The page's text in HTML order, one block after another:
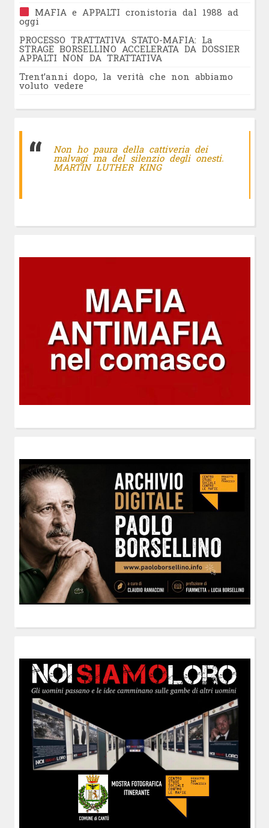
MAFIA e APPALTI cronistoria dal 1988 ad
oggi
PROCESSO TRATTATIVA STATO-MAFIA: La
STRAGE BORSELLINO ACCELERATA DA DOSSIER
APPALTI NON DA TRATTATIVA
Trent’anni dopo, la verità che non abbiamo
voluto vedere
Non ho paura della cattiveria dei
malvagi ma del silenzio degli onesti.
MARTIN LUTHER KING